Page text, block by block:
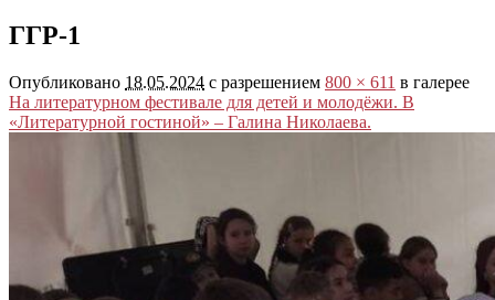
ГГР-1
Опубликовано 18.05.2024 с разрешением 800 × 611 в галерее
На литературном фестивале для детей и молодёжи. В
«Литературной гостиной» – Галина Николаева.